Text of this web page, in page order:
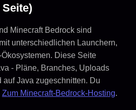
Minecraft Bedrock sind
unterschiedlichen Launchern,
Diese Seite
- Pläne, Branches, Uploads
auf Java zugeschnitten. Du
Zum Minecraft-Bedrock-Hosting.